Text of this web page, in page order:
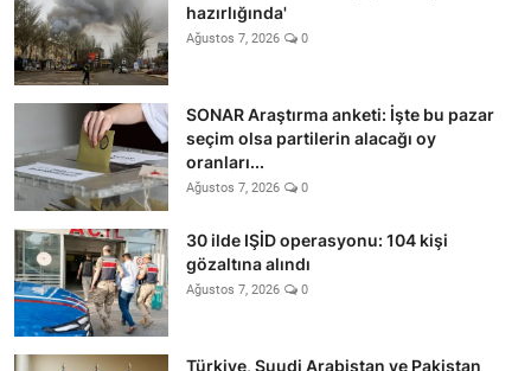
hazırlığında'
Ağustos 7, 2026 0
SONAR Araştırma anketi: İşte bu pazar
seçim olsa partilerin alacağı oy
oranları...
Ağustos 7, 2026 0
30 ilde IŞİD operasyonu: 104 kişi
gözaltına alındı
Ağustos 7, 2026 0
Türkiye, Suudi Arabistan ve Pakistan